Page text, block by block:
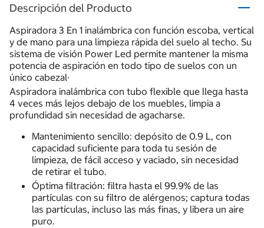
Descripción del Producto
Aspiradora 3 En 1 inalámbrica con función escoba, vertical
y de mano para una limpieza rápida del suelo al techo. Su
sistema de visión Power Led permite mantener la misma
potencia de aspiración en todo tipo de suelos con un
único cabezal·
Aspiradora inalámbrica con tubo flexible que llega hasta
4 veces más lejos debajo de los muebles, limpia a
profundidad sin necesidad de agacharse.
Mantenimiento sencillo: depósito de 0.9 L, con
capacidad suficiente para toda tu sesión de
limpieza, de fácil acceso y vaciado, sin necesidad
de retirar el tubo.
Óptima filtración: filtra hasta el 99.9% de las
partículas con su filtro de alérgenos; captura todas
las partículas, incluso las más finas, y libera un aire
puro.